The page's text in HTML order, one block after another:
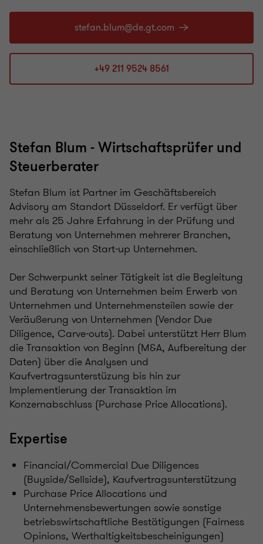
+49 211 9524 8561
Stefan Blum - Wirtschaftsprüfer und
Steuerberater
Stefan Blum ist Partner im Geschäftsbereich
Advisory am Standort Düsseldorf. Er verfügt über
mehr als 25 Jahre Erfahrung in der Prüfung und
Beratung von Unternehmen mehrerer Branchen,
einschließlich von Start-up Unternehmen.
Der Schwerpunkt seiner Tätigkeit ist die Begleitung
und Beratung von Unternehmen beim Erwerb von
Unternehmen und Unternehmensteilen sowie der
Veräußerung von Unternehmen (Vendor Due
Diligence, Carve-outs). Dabei unterstützt Herr Blum
die Transaktion von Beginn (M&A, Aufbereitung der
Daten) über die Analysen und
Kaufvertragsunterstüzung bis hin zur
Implementierung der Transaktion im
Konzernabschluss (Purchase Price Allocations).
Expertise
Financial/Commercial Due Diligences
(Buyside/Sellside), Kaufvertragsunterstützung
Purchase Price Allocations und
Unternehmensbewertungen sowie sonstige
betriebswirtschaftliche Bestätigungen (Fairness
Opinions, Werthaltigkeitsbescheinigungen)